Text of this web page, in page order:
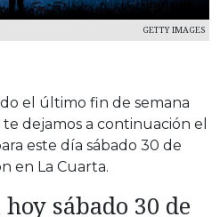
GETTY IMAGES
el último fin de semana
dejamos a continuación el
este día sábado 30 de
en La Cuarta.
sábado 30 de